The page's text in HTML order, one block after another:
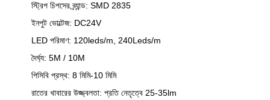
স্ট্রিপ চিপসের ব্র্যান্ড: SMD 2835
ইনপুট ভোল্টেজ: DC24V
LED পরিমাণ: 120leds/m, 240Leds/m
দৈর্ঘ্য: 5M / 10M
পিসিবি প্রস্থ: 8 মিমি-10 মিমি
রাতের খাবারের উজ্জ্বলতা: প্রতি নেতৃত্বে 25-35lm